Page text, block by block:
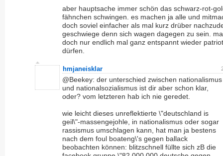
aber hauptsache immer schön das schwarz-rot-
fähnchen schwingen. es machen ja alle und
doch soviel einfacher als mal kurz drüber
geschwiege denn sich wagen dagegen zu sein.
doch nur endlich mal ganz entspannt wieder
dürfen.
hmjaneisklar
@Beekey: der unterschied zwischen nationalismus
und nationalsozialismus ist dir aber schon klar,
oder? vom letzteren hab ich nie geredet.
wie leicht dieses unreflektierte \"deutschland is
geil\"-massengejohle, in nationalismus oder sogar
rassismus umschlagen kann, hat man ja bestens
nach dem foul boateng\'s gegen ballack
beobachten können: blitzschnell füllte sich zB die